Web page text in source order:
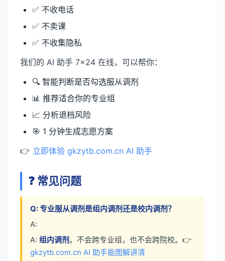
✅ 不收电话
✅ 不卖课
✅ 不收集隐私
我们的 AI 助手 7×24 在线，可以帮你：
🔍 智能判断是否勾选服从调剂
📊 推荐适合你的专业组
📈 分析退档风险
🎯 1 分钟生成志愿方案
👉 立即体验 gkzytb.com.cn AI 助手
❓ 常见问题
Q: 专业服从调剂是组内调剂还是校内调剂？
A:
A: 组内调剂。不会跨专业组，也不会跨院校。👉
gkzytb.com.cn AI 助手能图解讲清